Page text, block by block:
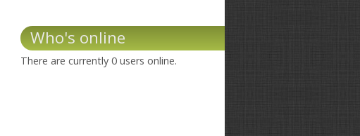
Who's online
There are currently 0 users online.